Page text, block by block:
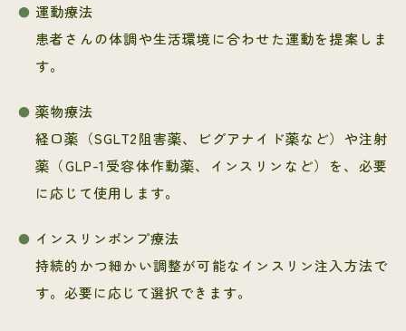
運動療法
患者さんの体調や生活環境に合わせた運動を提案しま
す。
薬物療法
経口薬（SGLT2阻害薬、ビグアナイド薬など）や注射
薬（GLP-1受容体作動薬、インスリンなど）を、必要
に応じて使用します。
インスリンポンプ療法
持続的かつ細かい調整が可能なインスリン注入方法で
す。必要に応じて選択できます。